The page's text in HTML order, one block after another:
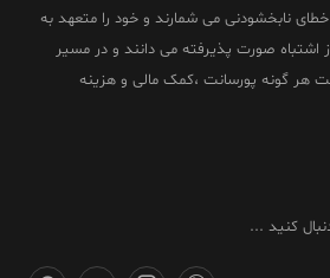
خطای نابخشودنی می شمارند و خود را متعهد به
اشتباه صورت پذیرفته می دانند و در مسیر
هر گونه پورسانت ،کمک مالی و هزینه
کنید ...